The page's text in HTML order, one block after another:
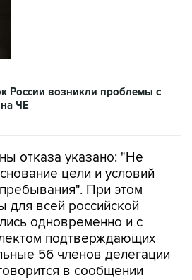
России возникли проблемы с
ЧЕ
отказа указано: "Не
цели и условий
При этом
для всей российской
одновременно и с
подтверждающих
56 членов делегации
в сообщении